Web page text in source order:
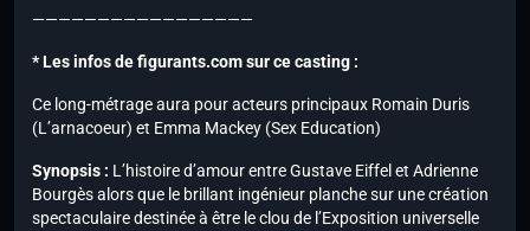
—————————————————
* Les infos de figurants.com sur ce casting :
Ce long-métrage aura pour acteurs principaux Romain Duris
(L’arnacoeur) et Emma Mackey (Sex Education)
Synopsis : L’histoire d’amour entre Gustave Eiffel et Adrienne
Bourgès alors que le brillant ingénieur planche sur une création
spectaculaire destinée à être le clou de l’Exposition universelle